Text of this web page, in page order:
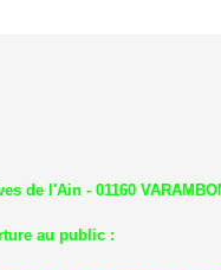
de l'Ain - 01160
au public :